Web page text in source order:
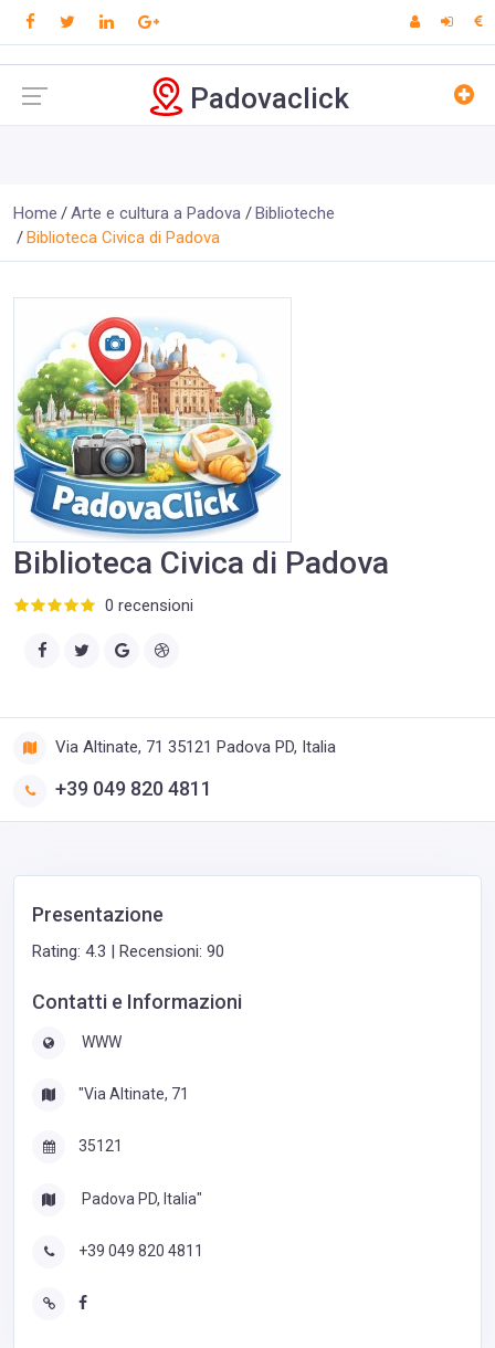
Padovaclick
Home Arte e cultura a Padova
Biblioteche
Biblioteca Civica di Padova
Biblioteca Civica di Padova
0 recensioni
Via Altinate, 71 35121 Padova PD, Italia
+39 049 820 4811
Presentazione
Rating: 4.3 | Recensioni: 90
Contatti e Informazioni
WWW
"Via Altinate, 71
35121
Padova PD, Italia"
+39 049 820 4811